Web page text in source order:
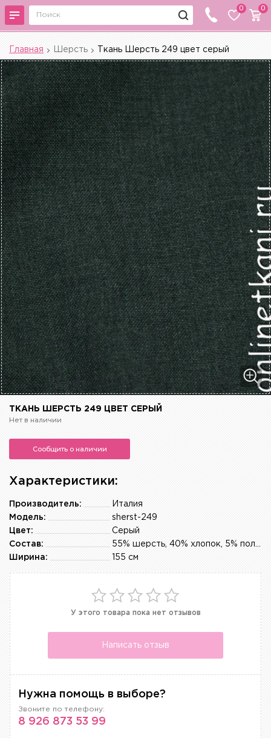
0 0
Главная Шерсть Ткань Шерсть 249 цвет серый
ТКАНЬ ШЕРСТЬ 249 ЦВЕТ СЕРЫЙ
Нет в наличии
Сообщить о наличии
Характеристики:
Италия
Производитель:
sherst-249
Модель:
Серый
Цвет:
Состав:
155 см
Ширина:
У этого товара пока нет отзывов
Написать отзыв
Нужна помощь в выборе?
Звоните по телефону:
8 926 873 53 99